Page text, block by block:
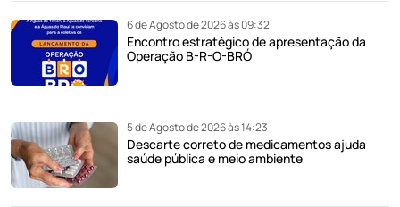
6 de Agosto de 2026 às 09:32
Encontro estratégico de apresentação da
Operação B-R-O-BRÓ
5 de Agosto de 2026 às 14:23
Descarte correto de medicamentos ajuda
saúde pública e meio ambiente